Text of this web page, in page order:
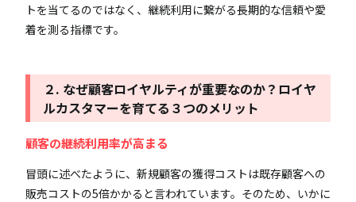
トを当てるのではなく、継続利用に繋がる長期的な信頼や愛
着を測る指標です。
２. なぜ顧客ロイヤルティが重要なのか？ロイヤ
ルカスタマーを育てる３つのメリット
顧客の継続利用率が高まる
冒頭に述べたように、新規顧客の獲得コストは既存顧客への
販売コストの5倍かかると言われています。そのため、いかに